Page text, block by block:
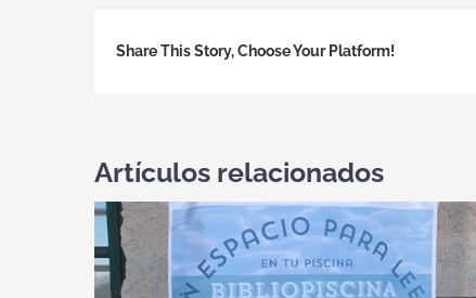
Share This Story, Choose Your Platform!
Artículos relacionados